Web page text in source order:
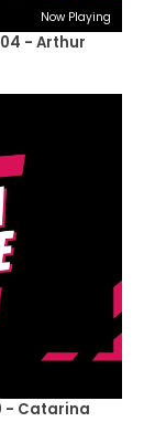
Now Playing
- Arthur
- Catarina